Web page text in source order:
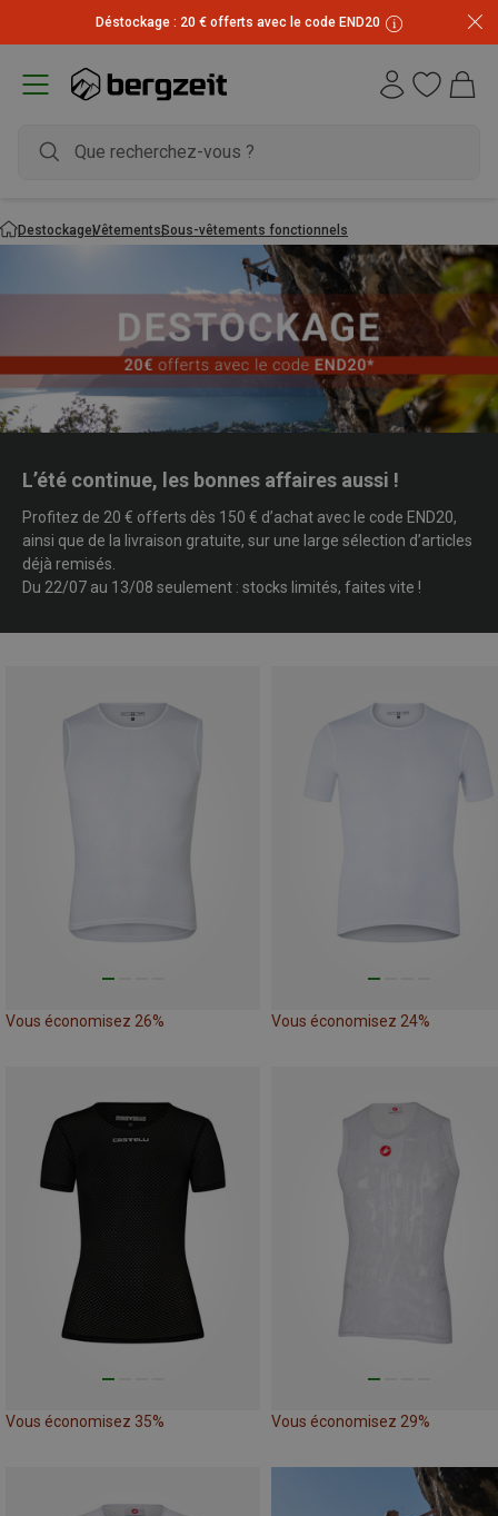
Déstockage : 20 € offerts avec le code END20
DestockageVêtementsSous-vêtements fonctionnels
L’été continue, les bonnes affaires aussi !
Profitez de 20 € offerts dès 150 € d’achat avec le code END20,
ainsi que de la livraison gratuite, sur une large sélection d’articles
déjà remisés.
Du 22/07 au 13/08 seulement : stocks limités, faites vite !
Vous économisez 26% Vous économisez 24%
Vous économisez 35% Vous économisez 29%